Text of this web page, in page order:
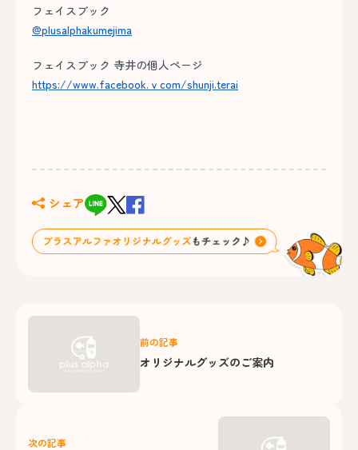
フェイスブック
@plusalphakumejima
フェイスブック 寺井の個人ページ
https://www.facebook.ｖcom/shunji.terai
シェア
前の記事
オリジナルグッズのご案内
次の記事